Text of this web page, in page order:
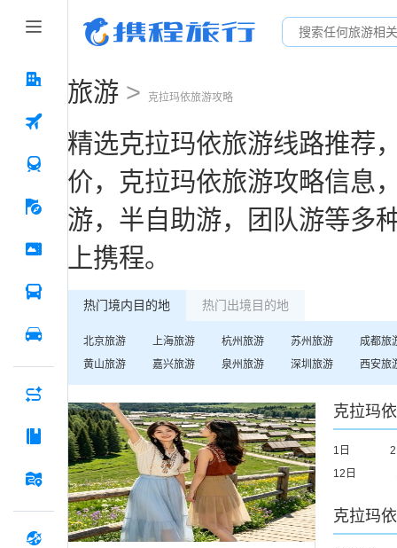
旅游 > 克拉玛依旅游攻略
精选克拉玛依旅游线路推荐
价， 克拉玛依旅游攻略信息
游，半自助游，团队游等多
上携程。
热门境内目的地 热门出境目的地
北京旅游 上海旅游 杭州旅游 苏州旅游 成都旅
黄山旅游 嘉兴旅游 泉州旅游 深圳 旅游 西安旅
克拉玛依
1日
12日
克拉玛依